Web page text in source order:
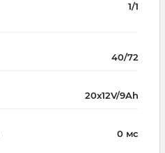
1/1
40/72
20x12V/9Ah
0 мс